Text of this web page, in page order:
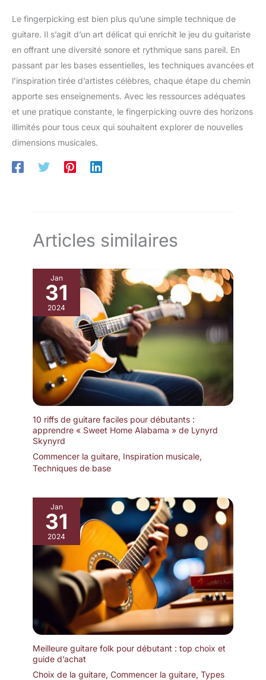
Le fingerpicking est bien plus qu’une simple technique de
guitare. Il s’agit d’un art délicat qui enrichit le jeu du guitariste
en offrant une diversité sonore et rythmique sans pareil. En
passant par les bases essentielles, les techniques avancées et
l’inspiration tirée d’artistes célèbres, chaque étape du chemin
apporte ses enseignements. Avec les ressources adéquates
et une pratique constante, le fingerpicking ouvre des horizons
illimités pour tous ceux qui souhaitent explorer de nouvelles
dimensions musicales.
Articles similaires
Jan
31
2024
10 riffs de guitare faciles pour débutants :
apprendre « Sweet Home Alabama » de Lynyrd
Skynyrd
Commencer la guitare, Inspiration musicale,
Techniques de base
Jan
31
2024
Meilleure guitare folk pour débutant : top choix et
guide d’achat
Choix de la guitare, Commencer la guitare, Types